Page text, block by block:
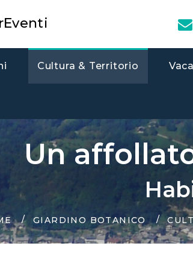
Cultura & Territorio
Un
GIARDINO BOTANICO